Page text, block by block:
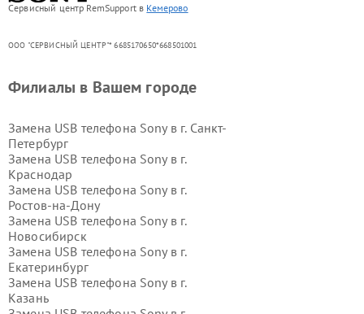
Сервисный центр RemSupport в Кемерово
ООО "СЕРВИСНЫЙ ЦЕНТР"* 6685170650*668501001
Филиалы в Вашем городе
Замена USB телефона Sony в г. Санкт-
Петербург
Замена USB телефона Sony в г.
Краснодар
Замена USB телефона Sony в г.
Ростов-на-Дону
Замена USB телефона Sony в г.
Новосибирск
Замена USB телефона Sony в г.
Екатеринбург
Замена USB телефона Sony в г.
Казань